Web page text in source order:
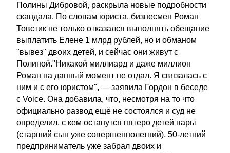
Полины Дибровой, раскрыла новые подробности
скандала. По словам юриста, бизнесмен Роман
Товстик не только отказался выполнять обещание
выплатить Елене 1 млрд рублей, но и обманом
"вывез" двоих детей, и сейчас они живут с
Полиной."Никакой миллиард и даже миллион
Роман на данный момент не отдал. Я связалась с
ним и с его юристом", — заявила Гордон в беседе
с Voice. Она добавила, что, несмотря на то что
официально развод ещё не состоялся и суд не
определил, с кем останутся пятеро детей пары
(старший сын уже совершеннолетний), 50-летний
предприниматель уже забрал двоих и